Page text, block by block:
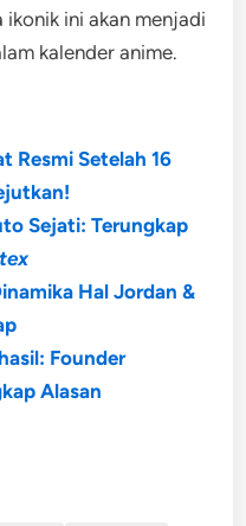
ini akan menjadi
kalender anime.
Resmi Setelah 16
Sejati: Terungkap
Hal Jordan &
Founder
Alasan